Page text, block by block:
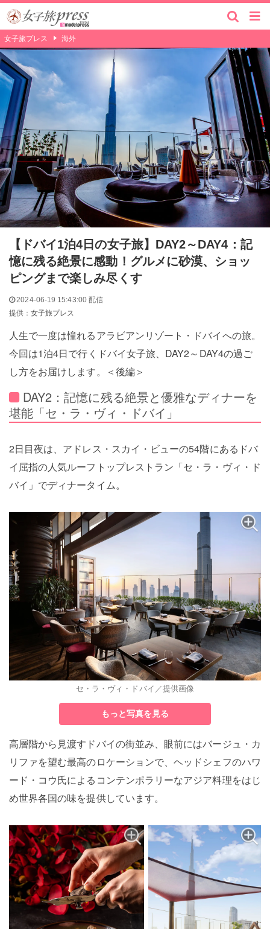
女子旅プレス 海外
【ドバイ1泊4日の女子旅】DAY2～DAY4：記
憶に残る絶景に感動！グルメに砂漠、ショッ
ピングまで楽しみ尽くす
2024-06-19 15:43:00 配信
提供：女子旅プレス
人生で一度は憧れるアラビアンリゾート・ドバイへの旅。
今回は1泊4日で行くドバイ女子旅、DAY2～DAY4の過ご
し方をお届けします。＜後編＞
DAY2：記憶に残る絶景と優雅なディナーを
堪能「セ・ラ・ヴィ・ドバイ」
2日目夜は、アドレス・スカイ・ビューの54階にあるドバ
イ屈指の人気ルーフトップレストラン「セ・ラ・ヴィ・ド
バイ」でディナータイム。
セ・ラ・ヴィ・ドバイ／提供画像
もっと写真を見る
高層階から見渡すドバイの街並み、眼前にはバージュ・カ
リファを望む最高のロケーションで、ヘッドシェフのハワ
ード・コウ氏によるコンテンポラリーなアジア料理をはじ
め世界各国の味を提供しています。